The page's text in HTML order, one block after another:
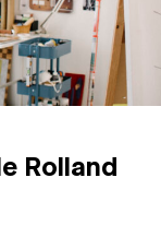
Rolland